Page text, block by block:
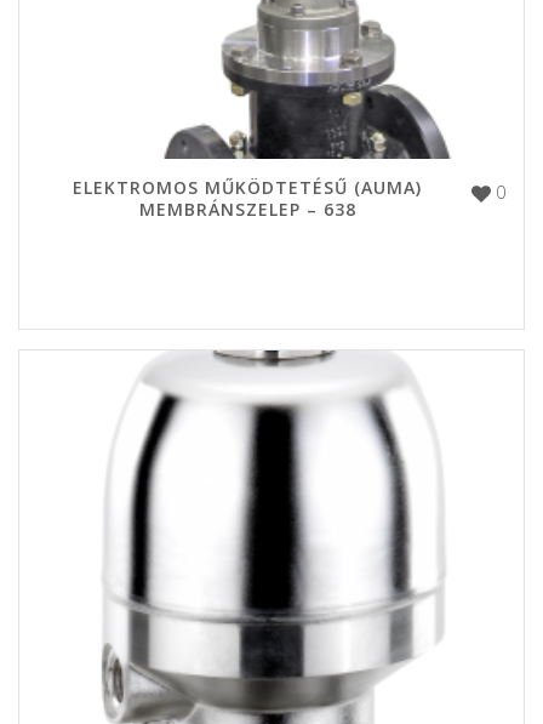
0
ELEKTROMOS MŰKÖDTETÉSŰ (AUMA)
MEMBRÁNSZELEP – 638